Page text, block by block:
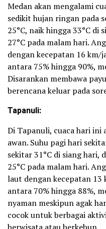
Medan akan mengalami
sedikit hujan ringan pada
25°C, naik hingga 33°C di
27°C pada malam hari.
dengan kecepatan 16
antara 75% hingga 90%,
Disarankan membawa
berencana keluar pada
Tapanuli:
Di Tapanuli, cuaca hari ini
awan. Suhu pagi hari
sekitar 31°C di siang hari,
25°C pada malam hari.
laut dengan kecepatan 13
antara 70% hingga 88%,
nyaman meskipun agak
cocok untuk berbagai